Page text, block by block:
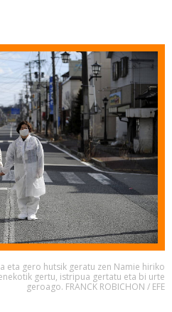
eta gero hutsik geratu zen Namie hiriko
gertu, istripua gertatu eta bi urte
geroago. FRANCK ROBICHON / EFE